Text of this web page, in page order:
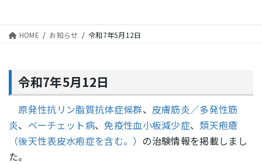
キ
ッ
に
移
HOME お知らせ 令和7年5月12日
令和7年5月12日
原発性抗リン脂質抗体症候群、 皮膚筋炎／多発性筋
炎、 ベーチェット病、免疫性血小板減少症、 類天疱瘡
（後天性表皮水疱症を含む。） の治験情報を掲載しまし
た。